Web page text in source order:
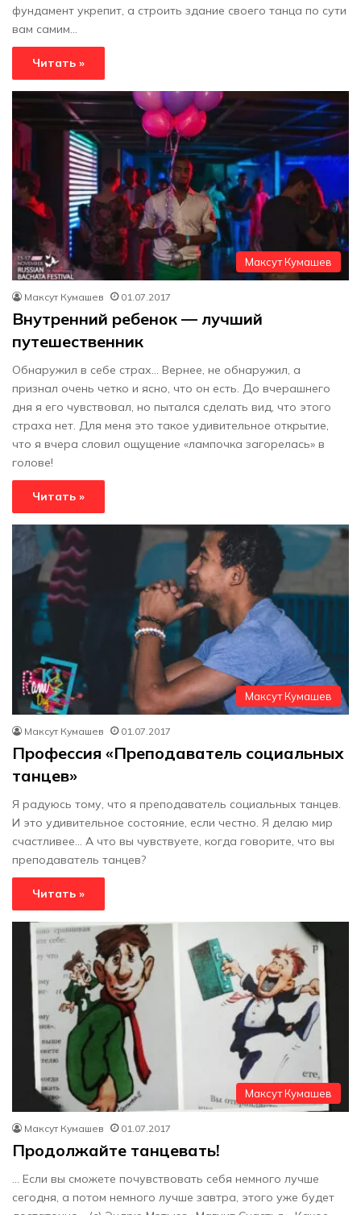
фундамент укрепит, а строить здание своего танца по сути
вам самим…
Читать »
Максут Кумашев
Максут Кумашев 01.07.2017
Внутренний ребенок — лучший
путешественник
Обнаружил в себе страх… Вернее, не обнаружил, а
признал очень четко и ясно, что он есть. До вчерашнего
дня я его чувствовал, но пытался сделать вид, что этого
страха нет. Для меня это такое удивительное открытие,
что я вчера словил ощущение «лампочка загорелась» в
голове!
Читать »
Максут Кумашев
Максут Кумашев 01.07.2017
Профессия «Преподаватель социальных
танцев»
Я радуюсь тому, что я преподаватель социальных танцев.
И это удивительное состояние, если честно. Я делаю мир
счастливее... А что вы чувствуете, когда говорите, что вы
преподаватель танцев?
Читать »
Максут Кумашев
Максут Кумашев 01.07.2017
Продолжайте танцевать!
… Если вы сможете почувствовать себя немного лучше
сегодня, а потом немного лучше завтра, этого уже будет